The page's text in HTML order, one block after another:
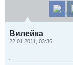
Вилейка
22.01.2011, 03:36